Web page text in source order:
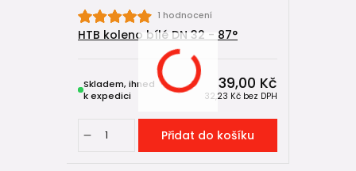
1 hodnocení
HTB koleno bílé DN 32 - 87°
39,00 Kč
32,23 Kč bez DPH
Skladem, ihned
k expedici
Přidat do košíku